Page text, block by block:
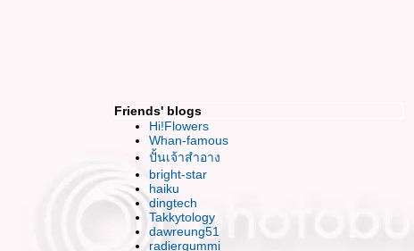
กรธเรื่องไร..ข้าเจ้าไม่มีคำขอโทษหรอกนะ
ไปท่าเรือกันมั๊ย~ เที่ยวแบบ Adventure
ได้เวลาเล่นตัว Val's
Just Bored โหมดเบื่อวันพรุ่งนี้
ธ่..อิก.. ต่ำลงได้อีก
ตะหลิว กระทะ กะ ไฟสีน้ำเงิน (water minosa
wiz noodle)
Friends' blogs
Hi!Flowers
Whan-famous
ปั้นเจ้าสำอาง
bright-star
haiku
dingtech
Takkytology
dawreung51
radiergummi